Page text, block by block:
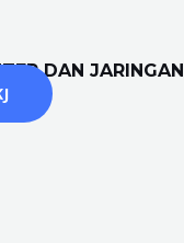
DAN JARINGAN